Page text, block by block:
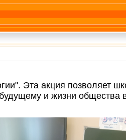
Эта акция позволяет
будущему и жизни